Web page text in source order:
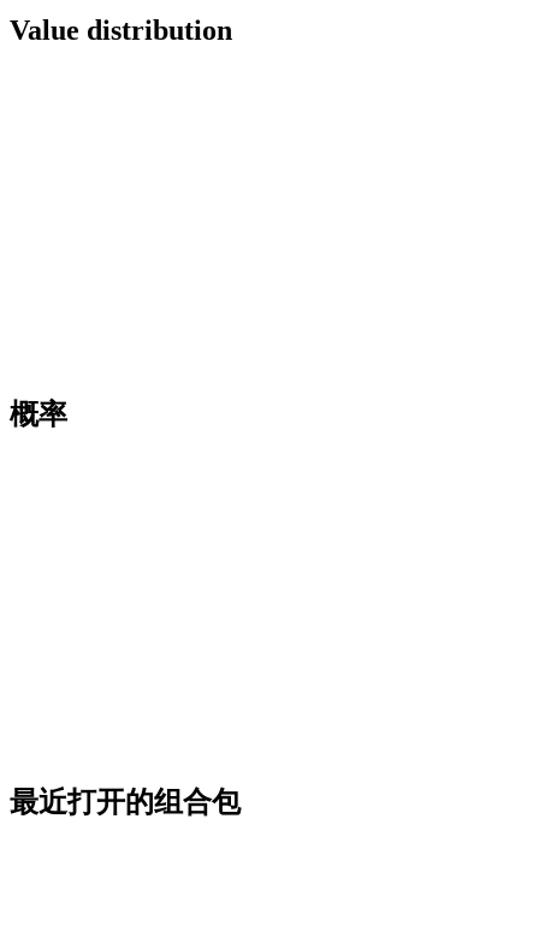
Value distribution
概率
最近打开的组合包